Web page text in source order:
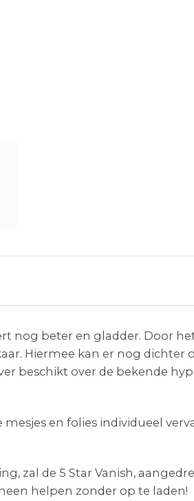
nog beter en gladder. Door
Hiermee kan er nog
beschikt over de bekende
en folies individueel
zal de 5 Star Vanish,
helpen zonder op te laden!